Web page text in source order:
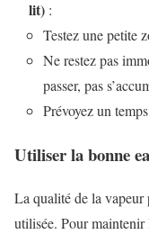
lit) :
Testez une petite
Ne restez pas
passer, pas
Prévoyez un
Utiliser la bonne
La qualité de la vapeur
utilisée. Pour